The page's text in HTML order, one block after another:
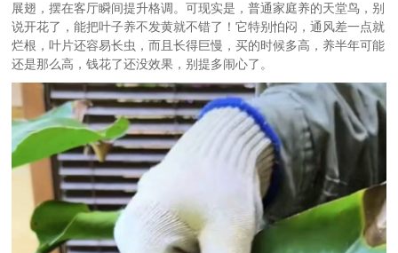
展翅，摆在客厅瞬间提升格调。可现实是，普通家庭养的天堂鸟，别
说开花了，能把叶子养不发黄就不错了！它特别怕闷，通风差一点就
烂根，叶片还容易长虫，而且长得巨慢，买的时候多高，养半年可能
还是那么高，钱花了还没效果，别提多闹心了。